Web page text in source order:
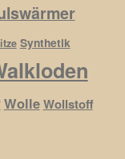
Synthetik
WolleWollstoff